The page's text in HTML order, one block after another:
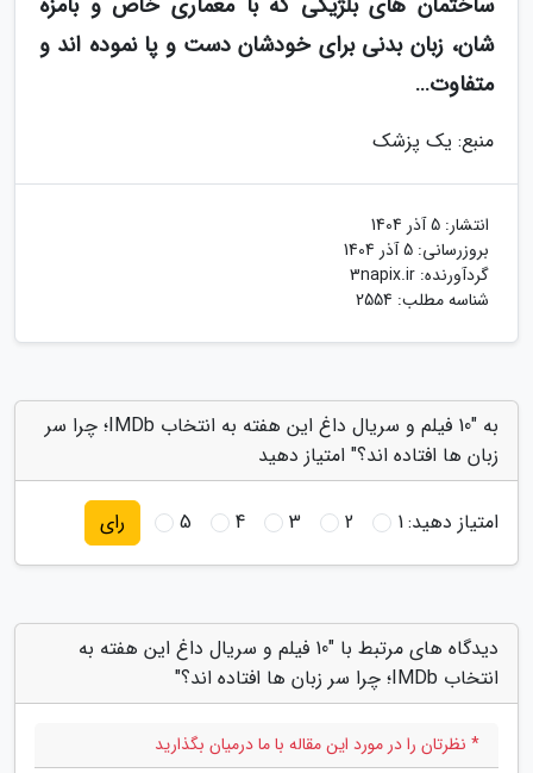
شان، زبان بدنی برای خودشان دست و پا نموده اند و
متفاوت…
منبع: یک پزشک
انتشار: 5 آذر 1404
بروزرسانی: 5 آذر 1404
گردآورنده: 3napix.ir
شناسه مطلب: 2554
به "10 فیلم و سریال داغ این هفته به انتخاب IMDb؛ چرا سر
زبان ها افتاده اند؟" امتیاز دهید
امتیاز دهید:1
2
3
4
5 رای
دیدگاه های مرتبط با "10 فیلم و سریال داغ این هفته به
انتخاب IMDb؛ چرا سر زبان ها افتاده اند؟"
* نظرتان را در مورد این مقاله با ما درمیان بگذارید